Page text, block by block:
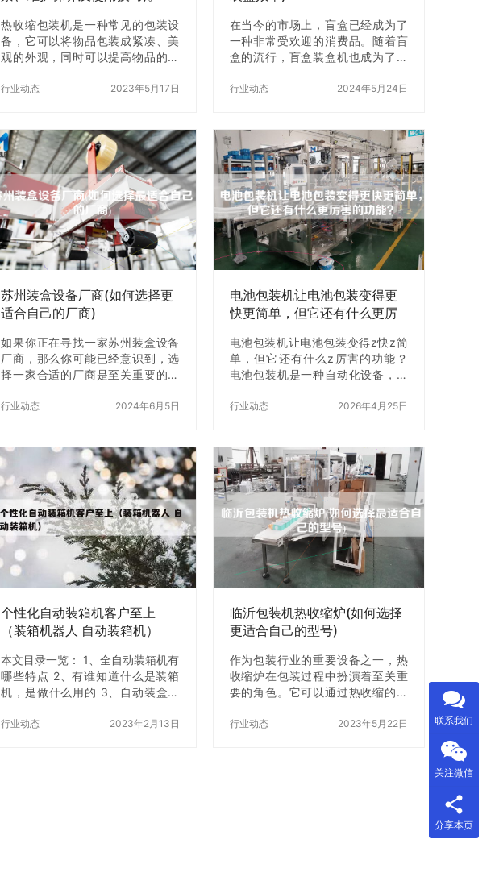
热收缩包装机是一种常见的包装设
备，它可以将物品包装成紧凑、美
观的外观，同时可以提高物品的防
品加工、医药等行业中得到了广泛
用技巧等方面进行详细介绍。 一、
热收缩包装机的优缺点 1. 优点
（1）包装效果好：热收缩包装机可
以将物品包装成紧凑、美观的外
观，同时可以提高物品的防潮、防
尘等性能。 （2）适用范围广：热
收缩包装机可以适用于不同形状、
大小、材质的物品，如食品、药
品、化妆品、电子产品等。 （3）
行业动态 2023年5月17日
在当今的市场上，盲盒已经成为了
一种非常受欢迎的消费品。随着盲
盒的流行，盲盒装盒机也成为了一
装盒机是一种非常优秀的装盒机，
绍如何提高苏州品牌盲盒装盒机的
装盒效率。 一、准备工作 在使用苏
州品牌盲盒装盒机之前，我们需要
先进行一些准备工作。首先，我们
需要检查设备是否完好无损，是否
需要进行保养维修。其次，我们需
要准备好盲盒产品，以及盲盒包装
材料。z后，我们需要将苏州品牌盲
盒装盒机调整到z佳状态，以便提高
行业动态 2024年5月24日
苏州装盒设备厂商(如何选择更
适合自己的厂商)
如果你正在寻找一家苏州装盒设备
厂商，那么你可能已经意识到，选
择一家合适的厂商是至关重要的。
择z适合自己的厂商，并提供一些有
在选择一家苏州装盒设备厂商之
前，你需要先确定你的需求。这包
括你需要的设备类型、设备数量、
设备规格以及预算等。这些因素将
有助于你缩小选择范围，并找到z适
合你的厂商。 第二步：研究市场 在
确定你的需求后，你需要开始研究
市场。你可以通过互联网搜索、参
观展会、参考行业报告等方式来了
行业动态 2024年6月5日
电池包装机让电池包装变得更
快更简单，但它还有什么更厉
电池包装机让电池包装变得z快z简
单，但它还有什么z厉害的功能？
电池包装机是一种自动化设备，它
而提高生产效率。电池包装机的主
部环境的影响。但是，这并不是电
池包装机的唯一功能。它还有其他
一些非常厉害的功能，让我们一起
来了解一下。 一、电池包装机的工
作原理 电池包装机的工作原理非常
简单。首先，将电池放入电池包装
机的进料口中。然后，电池包装机
会自动将电池放入包装袋中，并将
包装袋密封。z后，包装好的电池会
行业动态 2026年4月25日
个性化自动装箱机客户至上
（装箱机器人 自动装箱机）
本文目录一览： 1、全自动装箱机有
哪些特点 2、有谁知道什么是装箱
机，是做什么用的 3、自动装盒机
的好，如何选择 5、自动装箱机有
行业动态 2023年2月13日
临沂包装机热收缩炉(如何选择
更适合自己的型号)
作为包装行业的重要设备之一，热
收缩炉在包装过程中扮演着至关重
要的角色。它可以通过热收缩的方
面，从而起到保护和美化的作用。
行业动态 2023年5月22日 联系我们
关注微信
分享本页